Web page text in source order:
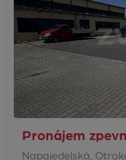
Pronájem
Napajedelská,